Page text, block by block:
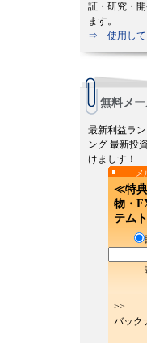
証・研究・
ます。
⇒ 使用して
無料メ
最新利益ラ
ング 最新投
けましす！
≪特
物・
テム
>>
バック